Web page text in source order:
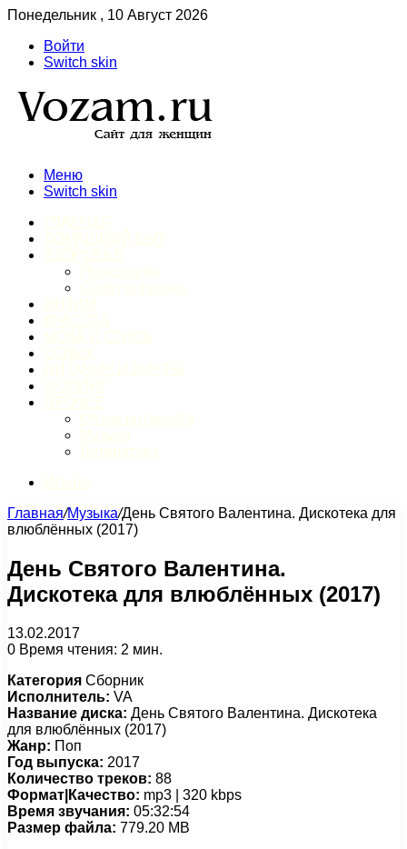
Понедельник , 10 Август 2026
Войти
Switch skin
Меню
Switch skin
Главная/Музыка/День Святого Валентина. Дискотека для
влюблённых (2017)
День Святого Валентина.
Дискотека для влюблённых (2017)
13.02.2017
0 Время чтения: 2 мин.
Категория Сборник
Исполнитель: VA
Название диска: День Святого Валентина. Дискотека
для влюблённых (2017)
Жанр: Поп
Год выпуска: 2017
Количество треков: 88
Формат|Качество: mp3 | 320 kbps
Время звучания: 05:32:54
Размер файла: 779.20 MB